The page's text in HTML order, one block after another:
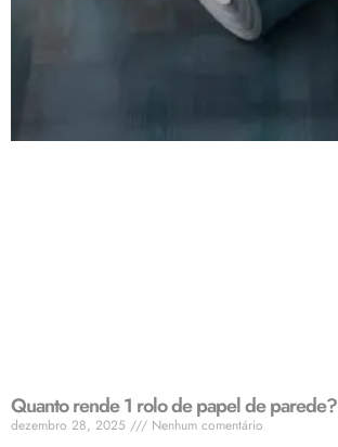
Quanto rende 1 rolo de papel de parede?
dezembro 28, 2025 Nenhum comentário